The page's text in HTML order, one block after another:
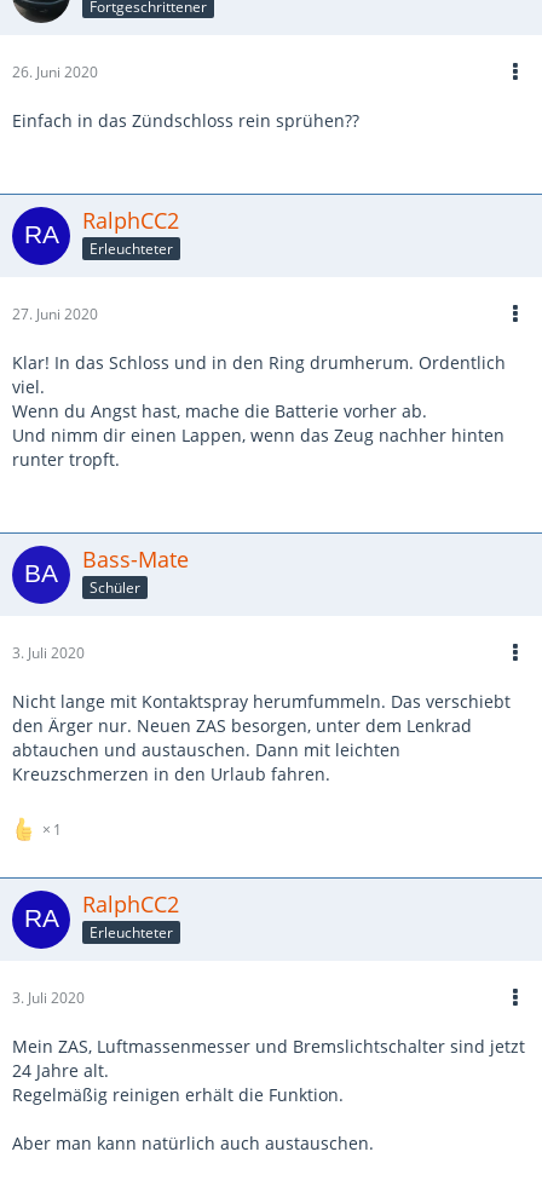
Fortgeschrittener
26. Juni 2020
Einfach in das Zündschloss rein sprühen??
RalphCC2
Erleuchteter
27. Juni 2020
Klar! In das Schloss und in den Ring drumherum. Ordentlich
viel.
Wenn du Angst hast, mache die Batterie vorher ab.
Und nimm dir einen Lappen, wenn das Zeug nachher hinten
runter tropft.
Bass-Mate
Schüler
3. Juli 2020
Nicht lange mit Kontaktspray herumfummeln. Das verschiebt
den Ärger nur. Neuen ZAS besorgen, unter dem Lenkrad
abtauchen und austauschen. Dann mit leichten
Kreuzschmerzen in den Urlaub fahren.
1
RalphCC2
Erleuchteter
3. Juli 2020
Mein ZAS, Luftmassenmesser und Bremslichtschalter sind jetzt
24 Jahre alt.
Regelmäßig reinigen erhält die Funktion.
Aber man kann natürlich auch austauschen.